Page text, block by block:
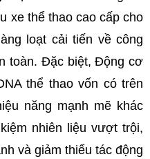
xe thể thao cao cấp cho
loạt cải tiến về công
toàn. Đặc biệt, Động cơ
thể thao vốn có trên
năng mạnh mẽ khác
nhiên liệu vượt trội,
và giảm thiểu tác động